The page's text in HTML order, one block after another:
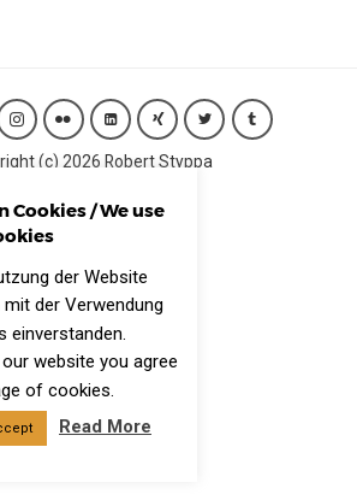
(c) 2026 Robert Styppa
IMPRESSUM
Datenschutzerklärung
Cookies / We use
der Website
der Verwendung
einverstanden.
website you agree
of cookies.
Read More